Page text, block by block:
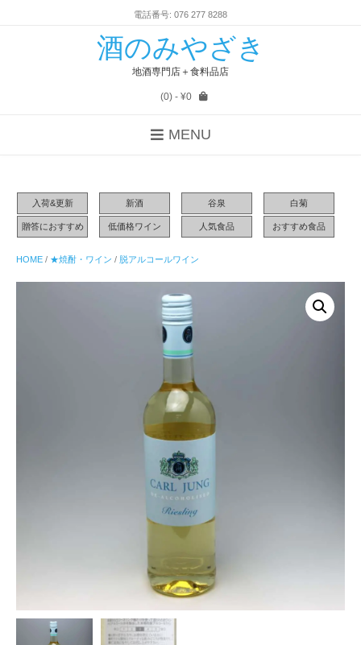
電話番号: 076 277 8288
酒のみやざき
地酒専門店＋食料品店
(0)- ¥0
MENU
入荷&更新 新酒 谷泉 白菊
贈答におすすめ 低価格ワイン 人気食品 おすすめ食品
HOME / ★焼酎・ワイン / 脱アルコールワイン